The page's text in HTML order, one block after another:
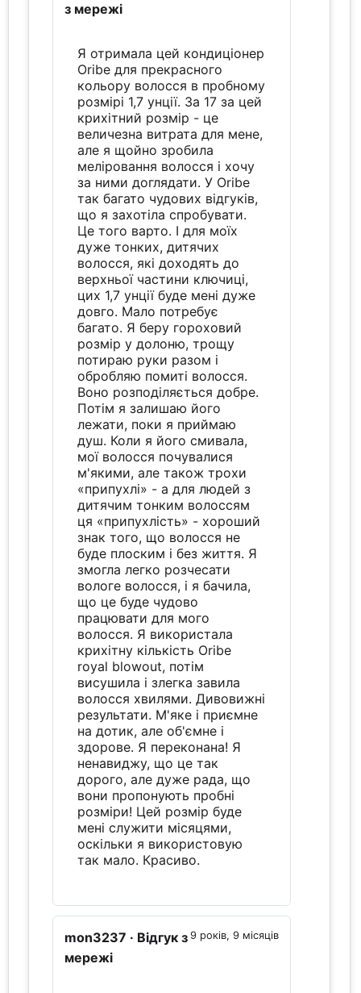
з мережі
Я отримала цей кондиціонер
Oribe для прекрасного
кольору волосся в пробному
розмірі 1,7 унції. За 17 за цей
крихітний розмір - це
величезна витрата для мене,
але я щойно зробила
меліровання волосся і хочу
за ними доглядати. У Oribe
так багато чудових відгуків,
що я захотіла спробувати.
Це того варто. І для моїх
дуже тонких, дитячих
волосся, які доходять до
верхньої частини ключиці,
цих 1,7 унції буде мені дуже
довго. Мало потребує
багато. Я беру гороховий
розмір у долоню, трощу
потираю руки разом і
обробляю помиті волосся.
Воно розподіляється добре.
Потім я залишаю його
лежати, поки я приймаю
душ. Коли я його смивала,
мої волосся почувалися
м'якими, але також трохи
«припухлі» - а для людей з
дитячим тонким волоссям
ця «припухлість» - хороший
знак того, що волосся не
буде плоским і без життя. Я
змогла легко розчесати
вологе волосся, і я бачила,
що це буде чудово
працювати для мого
волосся. Я використала
крихітну кількість Oribe
royal blowout, потім
висушила і злегка завила
волосся хвилями. Дивовижні
результати. М'яке і приємне
на дотик, але об'ємне і
здорове. Я переконана! Я
ненавиджу, що це так
дорого, але дуже рада, що
вони пропонують пробні
розміри! Цей розмір буде
мені служити місяцями,
оскільки я використовую
так мало. Красиво.
9 років, 9 місяців
mon3237 · Відгук з
мережі